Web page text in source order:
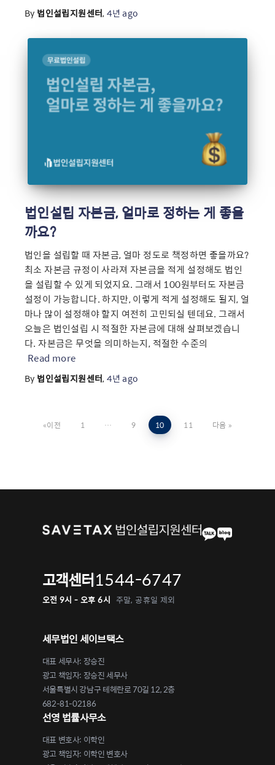
By 법인설립지원센터,4년 ago
법인설립 자본금, 얼마로 정하는 게 좋을
까요?
법인을 설립할 때 자본금, 얼마 정도로 책정하면 좋을까요?
최소 자본금 규정이 사라져 자본금을 적게 설정해도 법인
을 설립할 수 있게 되었지요. 그래서 100원부터도 자본금
설정이 가능합니다. 하지만, 이렇게 적게 설정해도 될지, 얼
마나 많이 설정해야 할지 여전히 고민되실 텐데요. 그래서
오늘은 법인설립 시 적절한 자본금에 대해 살펴보겠습니
다. 자본금은 무엇을 의미하는지, 적절한 수준의
Read more
By 법인설립지원센터,4년 ago
지
이전 1 … 9 10 11 다음
고객센터1544-6747
오전 9시 - 오후 6시 주말, 공휴일 제외
세무법인 세이브택스
대표 세무사: 장승진
광고 책임자: 장승진 세무사
서울특별시 강남구 테헤란로 70길 12, 2층
682-81-02186
선영 법률사무소
대표 변호사: 이학인
광고 책임자: 이학인 변호사